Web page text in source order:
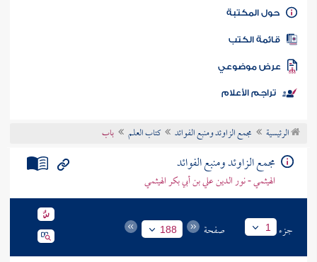
كتاب الأمة
المكتبة
الكتب
موضوعي
تراجم الأعلام
الرئيسية مجمع الزاوئد ومنبع الفوائد كتاب العلم باب
مجمع الزاوئد ومنبع الفوائد
الهيثمي - نور الدين علي بن أبي بكر الهيثمي
جزء 1 صفحة 188